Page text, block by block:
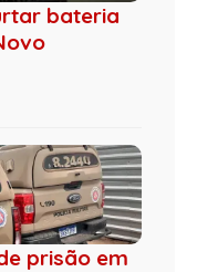
bateria
prisão em